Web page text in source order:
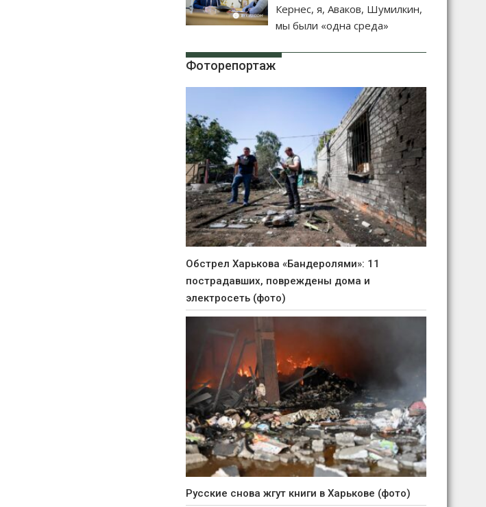
Кернес, я, Аваков, Шумилкин,
мы были «одна среда»
Фоторепортаж
Обстрел Харькова «Бандеролями»: 11
пострадавших, повреждены дома и
электросеть (фото)
Русские снова жгут книги в Харькове (фото)